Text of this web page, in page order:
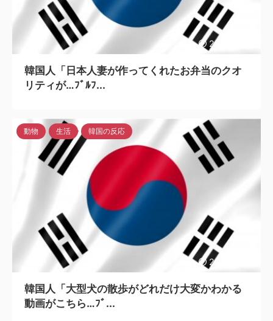
2023/4/24
韓国人「日本人妻が作ってくれたお弁当のクオ
リティが…ﾌﾞﾙﾌ...
2023/4/24
動物 生活 韓国の反応
韓国人「大型犬の散歩がどれだけ大変かわかる
動画がこちら…ﾌﾞ...